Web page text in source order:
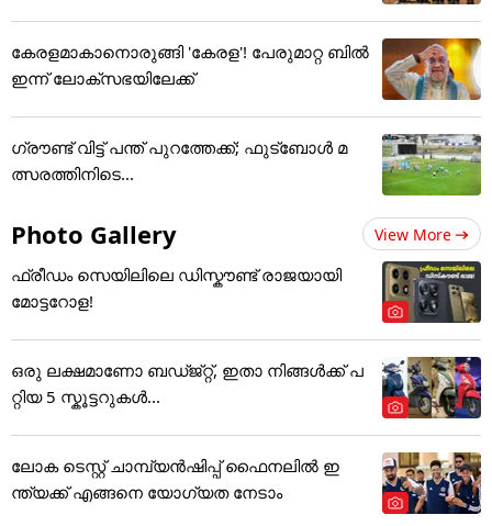
കേരളമാകാനൊരുങ്ങി 'കേരള'! പേരുമാറ്റ ബിൽ
ഇന്ന് ലോക്‌സഭയിലേക്ക്
ഗ്രൗണ്ട് വിട്ട് പന്ത് പുറത്തേക്ക്; ഫുട്‌ബോള്‍ മ
ത്സരത്തിനിടെ...
Photo Gallery View More
ഫ്രീഡം സെയിലിലെ ഡിസ്കൗണ്ട് രാജയായി
മോട്ടറോള!
ഒരു ലക്ഷമാണോ ബഡ്ജ്റ്റ്, ഇതാ നിങ്ങൾക്ക് പ
റ്റിയ 5 സ്കൂട്ടറുകൾ...
ലോക ടെസ്റ്റ് ചാമ്പ്യൻഷിപ്പ് ഫൈനലിൽ ഇ
ന്ത്യക്ക് എങ്ങനെ യോഗ്യത നേടാം